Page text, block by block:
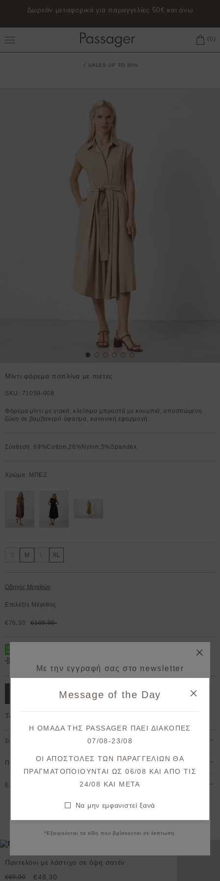
Δωρεάν μεταφορικά για παραγγελίες 50€ και άνω
Toggle Main Menu
SALES UP TO 50%
Μίντι φόρεμα ποπλίνα με πιέτες
SKU: 71059-008
Φόρεμα μίντι με γιακά, κλείσιμο μπροστά με κουμπιά, αποσπώμενη
ζώνη σε βαμβακερό ύφασμα, κανονική εφαρμογή
Σύνθεση: 69%Cotton,26%Nylon,5%Spandex
Χρώμα: ΜΠΕΖ
M XL
Οδηγός Μεγεθών
Επιλέξτε Μέγεθος
€76,30 €109,00
ΠΡΟΣΘΗΚΗ ΣΤΟ ΚΑΛΑΘΙ
Το μοντέλο έχει ύψος 1,78cm και φοράει S
Σύνθεση & Φροντίδα
Πληρωμή & Αποστολή
Επιστροφές & Ακυρώσεις
Εναλλακτικές προτάσεις
Παντελόνι με λάστιχο σε όψη σατέν
€69,00 €48,30
Με την εγγραφή σας στο newsletter
στην πρώτη σας παραγγελία!
παραλαβές & μοναδικές προσφορές.
Συμφωνώ με τους όρους και προϋποθέσεις
*Εξαιρούνται τα είδη που βρίσκονται σε έκπτωση.
Message of the Day
Η ΟΜΑΔΑ ΤΗΣ PASSAGER ΠΑΕΙ ΔΙΑΚΟΠΕΣ
07/08-23/08
ΟΙ ΑΠΟΣΤΟΛΕΣ ΤΩΝ ΠΑΡΑΓΓΕΛΙΩΝ ΘΑ
ΠΡΑΓΜΑΤΟΠΟΙΟΥΝΤΑΙ ΩΣ 06/08 ΚΑΙ ΑΠΟ ΤΙΣ
24/08 KAI META
Να μην εμφανιστεί ξανά